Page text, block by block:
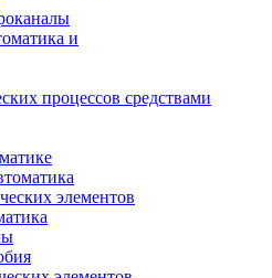
и
процессов средствами
элементов